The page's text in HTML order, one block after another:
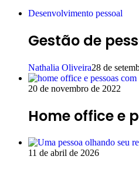
Desenvolvimento pessoal
Gestão de
Nathalia Oliveira28 de
20 de novembro de 2022
Home office e
11 de abril de 2026